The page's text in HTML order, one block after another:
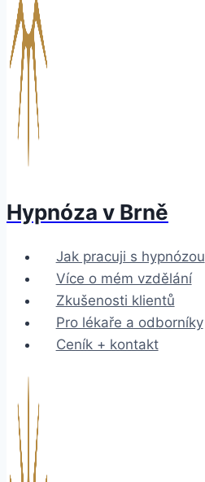
Hypnóza v Brně
Jak pracuji s hypnózou
Více o mém vzdělání
Zkušenosti klientů
Pro lékaře a odborníky
Ceník + kontakt